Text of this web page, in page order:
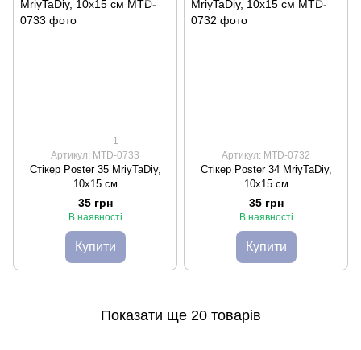
1
Артикул: MTD-0733
Стікер Poster 35 MriyTaDiy,
10х15 см
35 грн
В наявності
Купити
Артикул: MTD-0732
Стікер Poster 34 MriyTaDiy,
10х15 см
35 грн
В наявності
Купити
Показати ще 20 товарів